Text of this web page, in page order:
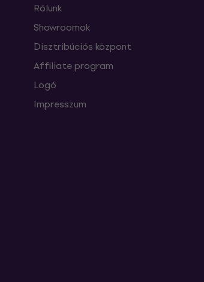
Rólunk
Showroomok
Disztribúciós központ
Affiliate program
Logó
Impresszum